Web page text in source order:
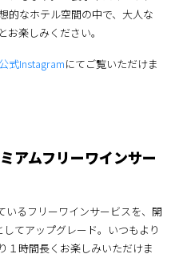
的なホテル空間の中で、大人な
楽しみください。
式Instagramにてご覧いただけま
アムフリーワインサー
いるフリーワインサービスを、開
てアップグレード。いつもより
１時間長くお楽しみいただけま